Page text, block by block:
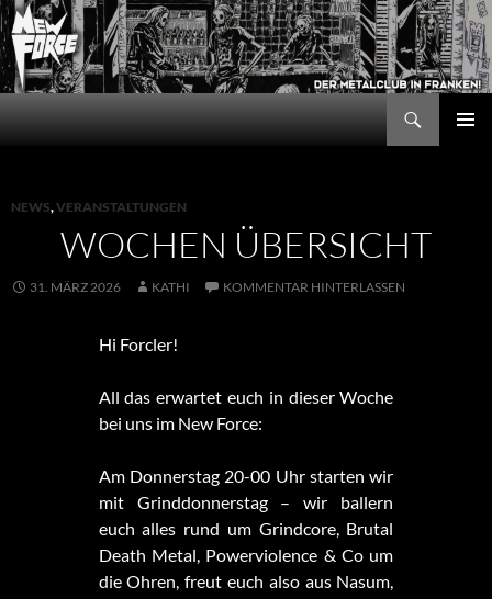
Zum
Inhalt
springen
New Force
NEWS,VERANSTALTUNGEN
WOCHEN ÜBERSICHT
31. MÄRZ 2026 KATHI KOMMENTAR HINTERLASSEN
Hi Forcler!
All das erwartet euch in dieser Woche
bei uns im New Force:
Am Donnerstag 20-00 Uhr starten wir
mit Grinddonnerstag – wir ballern
euch alles rund um Grindcore, Brutal
Death Metal, Powerviolence & Co um
die Ohren, freut euch also aus Nasum,